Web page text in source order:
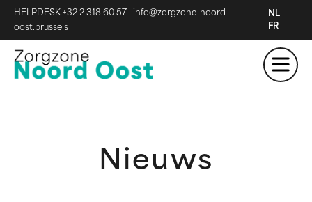
HELPDESK +32 2 318 60 57
info@zorgzone-noord-
oost.brussels
NL
FR
Nieuws